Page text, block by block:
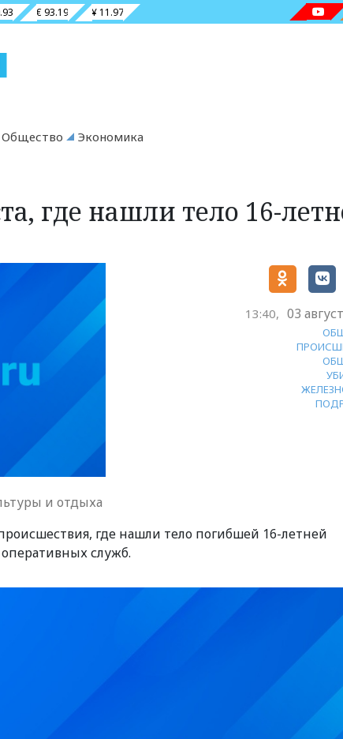
€ 93.19 ¥ 11.97
Общество Экономика
где нашли тело 16-
13:40, 03
и отдыха
где нашли тело погибшей 16-летней
служб.